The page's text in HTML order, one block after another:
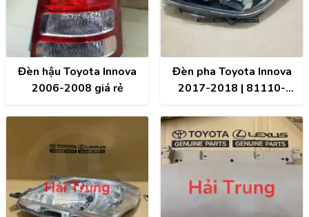
Đèn hậu Toyota Innova
2006-2008 giá rẻ
Đèn pha Toyota Innova
2017-2018 | 81110-